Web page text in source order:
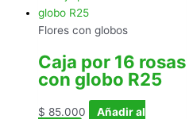
Flores con globos
Caja por 16 rosas
con globo R25
$ 85.000
Añadir al